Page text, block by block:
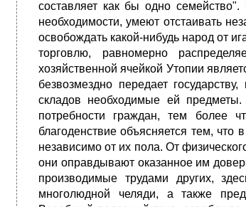
составляет как бы одно
необходимости, умеют отстаивать
освобождать какой-нибудь народ от
торговлю, равномерно
хозяйственной ячейкой Утопии
безвозмездно передает
складов необходимые ей
потребности граждан, тем более
благоденствие объясняется тем, что
независимо от их пола. От
они оправдывают оказанное им
производимые трудами других,
многолюдной челяди, а также